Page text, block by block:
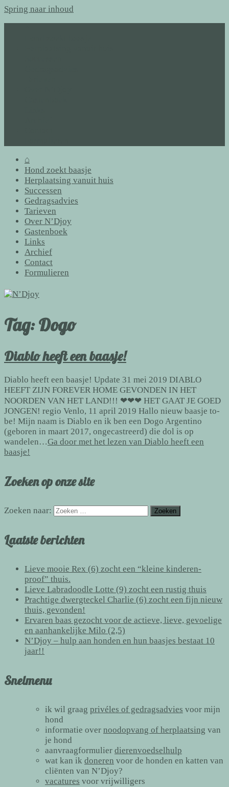
Spring naar inhoud
⌂
Hond zoekt baasje
Herplaatsing vanuit huis
Successen
Gedragsadvies
Tarieven
Over N’Djoy
Gastenboek
Links
Archief
Contact
Formulieren
Tag:Dogo
Diablo heeft een baasje!
Diablo heeft een baasje! Update 31 mei 2019 DIABLO
HEEFT ZIJN FOREVER HOME GEVONDEN IN HET
NOORDEN VAN HET LAND!!! ❤❤❤ HET GAAT JE GOED
JONGEN! regio Venlo, 11 april 2019 Hallo nieuw baasje to-
be! Mijn naam is Diablo en ik ben een Dogo Argentino
(geboren in maart 2017, ongecastreerd) die dol is op
wandelen…Ga door met het lezen van Diablo heeft een
baasje!
Zoeken op onze site
Zoeken naar:
Laatste berichten
Lieve mooie Rex (6) zocht een “kleine kinderen-
proof” thuis.
Lieve Labradoodle Lotte (9) zocht een rustig thuis
Prachtige dwergteckel Charlie (6) zocht een fijn nieuw
thuis, gevonden!
Ervaren baas gezocht voor de actieve, lieve, gevoelige
en aanhankelijke Milo (2,5)
N’Djoy – hulp aan honden en hun baasjes bestaat 10
jaar!!
Snelmenu
ik wil graag privéles of gedragsadvies voor mijn
hond
informatie over noodopvang of herplaatsing van
je hond
aanvraagformulier dierenvoedselhulp
wat kan ik doneren voor de honden en katten van
cliënten van N’Djoy?
vacatures voor vrijwilligers